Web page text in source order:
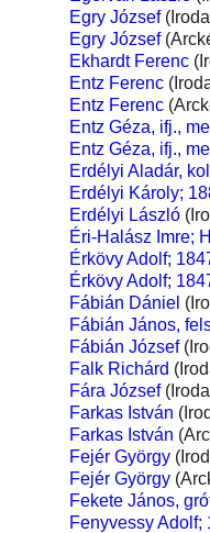
Egry József
Egry József
Ekhardt Ferenc
Entz Ferenc
Entz Ferenc
Entz Géza, ifj.,
Entz Géza, ifj.,
Erdélyi Aladár,
Erdélyi Károly;
Erdélyi László
Éri-Halász Imre;
Érkövy Adolf;
Érkövy Adolf;
Fábián Dániel
Fábián János,
Fábián József
Falk Richárd
Fára József
Farkas István
Farkas István
Fejér György
Fejér György
Fekete János,
Fenyvessy Adolf;